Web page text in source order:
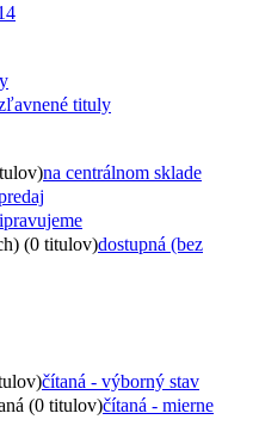
tituly
na centrálnom sklade
(0 titulov)dostupná (bez
čítaná - výborný stav
(0 titulov)čítaná - mierne